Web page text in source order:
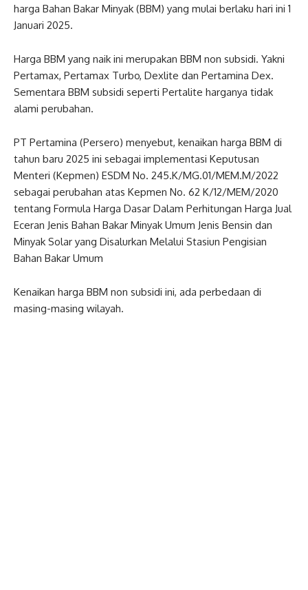
harga Bahan Bakar Minyak (BBM) yang mulai berlaku hari ini 1
Januari 2025.
Harga BBM yang naik ini merupakan BBM non subsidi. Yakni
Pertamax, Pertamax Turbo, Dexlite dan Pertamina Dex.
Sementara BBM subsidi seperti Pertalite harganya tidak
alami perubahan.
PT Pertamina (Persero) menyebut, kenaikan harga BBM di
tahun baru 2025 ini sebagai implementasi Keputusan
Menteri (Kepmen) ESDM No. 245.K/MG.01/MEM.M/2022
sebagai perubahan atas Kepmen No. 62 K/12/MEM/2020
tentang Formula Harga Dasar Dalam Perhitungan Harga Jual
Eceran Jenis Bahan Bakar Minyak Umum Jenis Bensin dan
Minyak Solar yang Disalurkan Melalui Stasiun Pengisian
Bahan Bakar Umum
Kenaikan harga BBM non subsidi ini, ada perbedaan di
masing-masing wilayah.